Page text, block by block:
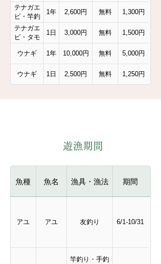
り
テナガエ
ビ・竿釣
り
1年 2,600円 無料 1,300円
テナガエ
ビ・タモ
1日 3,000円 無料 1,500円
ウナギ 1年 10,000円 無料 5,000円
ウナギ 1日 2,500円 無料 1,250円
遊漁期間
魚種 魚名 漁具・漁法 期間
アユ アユ 友釣り 6/1-10/31
竿釣り・手釣